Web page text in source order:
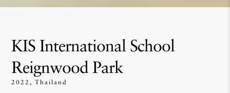
KIS International School
Reignwood Park
2022, Thailand